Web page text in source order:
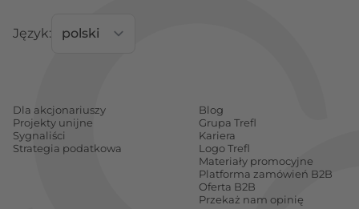
Język:
Dla akcjonariuszy
Projekty unijne
Sygnaliści
Strategia podatkowa
Blog
Grupa Trefl
Kariera
Logo Trefl
Materiały promocyjne
Platforma zamówień B2B
Oferta B2B
Przekaż nam opinię